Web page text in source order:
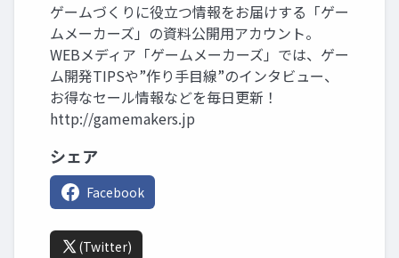
ゲームづくりに役立つ情報をお届けする「ゲー
ムメーカーズ」の資料公開用アカウント。
WEBメディア「ゲームメーカーズ」では、ゲー
ム開発TIPSや”作り手目線”のインタビュー、
お得なセール情報などを毎日更新！
http://gamemakers.jp
シェア
Facebook
(Twitter)